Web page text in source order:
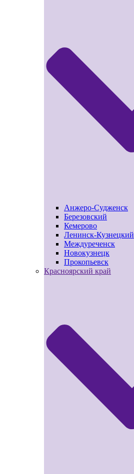
Анжеро-Судженск
Березовский
Кемерово
Ленинск-Кузнецкий
Междуреченск
Новокузнецк
Прокопьевск
Красноярский край